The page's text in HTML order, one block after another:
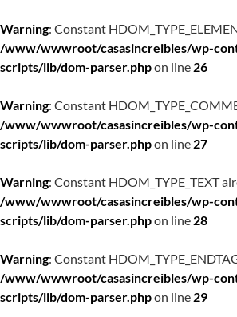
Warning: Constant
/www/wwwroot/casasincreibles/wp-
scripts/lib/dom-parser.phpon line 26
Warning: Constant
/www/wwwroot/casasincreibles/wp-
scripts/lib/dom-parser.phpon line 27
Warning: Constant HDOM_TYPE_TEXT
/www/wwwroot/casasincreibles/wp-
scripts/lib/dom-parser.phpon line 28
Warning: Constant
/www/wwwroot/casasincreibles/wp-
scripts/lib/dom-parser.phpon line 29